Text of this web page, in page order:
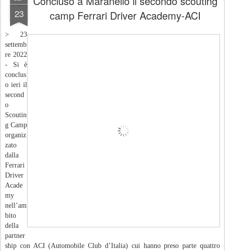
23
camp Ferrari Driver Academy-ACI
> 23
settemb
re 2022
- Si è
conclus
o ieri il
second
o
Scoutin
g Camp
organiz
zato
dalla
Ferrari
Driver
Acade
my
nell’am
bito
della
partner
ship con ACI (Automobile Club d’Italia) cui hanno preso parte quattro